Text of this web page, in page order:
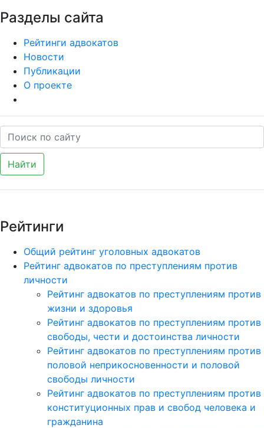
Разделы сайта
Рейтинги адвокатов
Новости
Публикации
О проекте
Найти
Рейтинги
Общий рейтинг уголовных адвокатов
Рейтинг адвокатов по преступлениям против
личности
Рейтинг адвокатов по преступлениям против
жизни и здоровья
Рейтинг адвокатов по преступлениям против
свободы, чести и достоинства личности
Рейтинг адвокатов по преступлениям против
половой неприкосновенности и половой
свободы личности
Рейтинг адвокатов по преступлениям против
конституционных прав и свобод человека и
гражданина